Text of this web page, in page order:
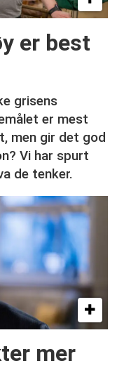
er best
grisens
er mest
men gir det god
Vi har spurt
de tenker.
mer